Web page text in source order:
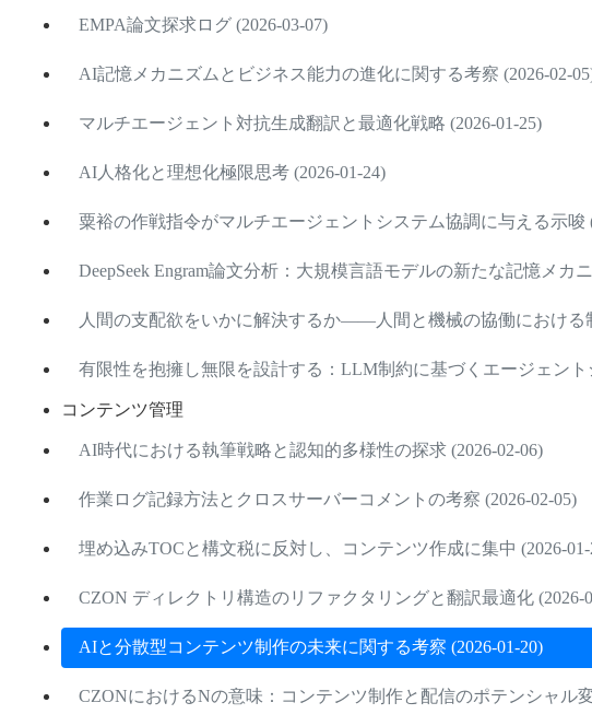
EMPA論文探求ログ (2026-03-07)
AI記憶メカニズムとビジネス能力の進化に関する考察 (2026-02-
マルチエージェント対抗生成翻訳と最適化戦略 (2026-01-25)
AI人格化と理想化極限思考 (2026-01-24)
粟裕の作戦指令がマルチエージェントシステム協調に与える示唆
DeepSeek Engram論文分析：大規模言語モデルの新たな記憶メカ
人間の支配欲をいかに解決するか——人間と機械の協働における
有限性を抱擁し無限を設計する：LLM制約に基づくエージェン
コンテンツ管理
AI時代における執筆戦略と認知的多様性の探求 (2026-02-06)
作業ログ記録方法とクロスサーバーコメントの考察 (2026-02-05)
埋め込みTOCと構文税に反対し、コンテンツ作成に集中 (2026-01-
CZON ディレクトリ構造のリファクタリングと翻訳最適化 (2026-
AIと分散型コンテンツ制作の未来に関する考察 (2026-01-20)
CZONにおけるNの意味：コンテンツ制作と配信のポテンシャル